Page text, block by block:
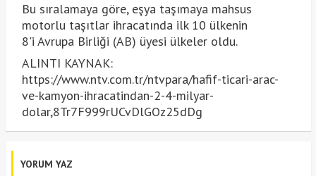
Bu sıralamaya göre, eşya taşımaya mahsus
motorlu taşıtlar ihracatında ilk 10 ülkenin
8'i Avrupa Birliği (AB) üyesi ülkeler oldu.
ALINTI KAYNAK:
https://www.ntv.com.tr/ntvpara/hafif-ticari-arac-
ve-kamyon-ihracatindan-2-4-milyar-
dolar,8Tr7F999rUCvDlGOz25dDg
YORUM YAZ